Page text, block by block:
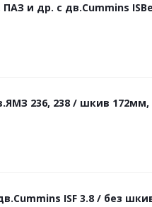
и др. с дв.Cummins
236, 238 / шкив 172мм,
ISF 3.8 / без